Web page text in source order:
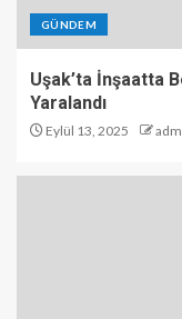
GÜNDEM
Uşak’ta İnşaatta
Yaralandı
Eylül 13, 2025